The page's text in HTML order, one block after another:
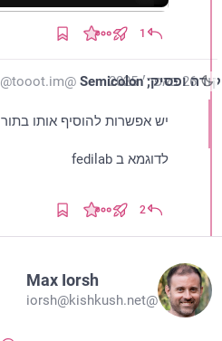
1
26 באפר׳ 2025
נקודה ופסיק; Semicolon
@semicolon@tooot.im
לדוגמא ב fedilab
2
Max Iorsh
@iorsh@kishkush.net